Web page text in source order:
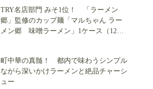
TRY名店部門 みそ1位！ 「ラーメン
郷」監修のカップ麺「マルちゃん ラー
メン郷 味噌ラーメン」1ケース（12食
町中華の真髄！ 都内で味わうシンプル
ながら深いかけラーメンと絶品チャーシ
ュー